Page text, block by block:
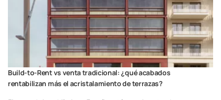
Build-to-Rent vs venta tradicional: ¿qué acabados
rentabilizan más el acristalamiento de terrazas?